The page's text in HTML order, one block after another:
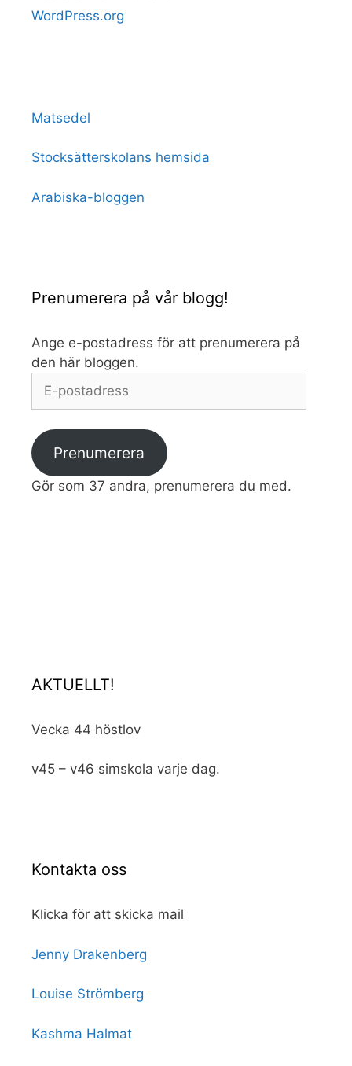
WordPress.org
Matsedel
Stocksätterskolans hemsida
Arabiska-bloggen
Prenumerera på vår blogg!
Ange e-postadress för att prenumerera på
den här bloggen.
postadress
Prenumerera
Gör som 37 andra, prenumerera du med.
AKTUELLT!
Vecka 44 höstlov
v45 – v46 simskola varje dag.
Kontakta oss
Klicka för att skicka mail
Jenny Drakenberg
Louise Strömberg
Kashma Halmat